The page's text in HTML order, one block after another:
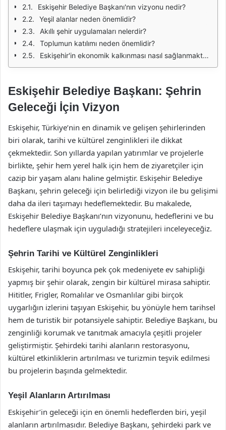
Eskişehir Belediye Başkanı'nın vizyonu nedir?
Yeşil alanlar neden önemlidir?
Akıllı şehir uygulamaları nelerdir?
Toplumun katılımı neden önemlidir?
Eskişehir'in ekonomik kalkınması nasıl sağlanmaktadır?
Eskişehir Belediye Başkanı: Şehrin
Geleceği İçin Vizyon
Eskişehir, Türkiye’nin en dinamik ve gelişen şehirlerinden
biri olarak, tarihi ve kültürel zenginlikleri ile dikkat
çekmektedir. Son yıllarda yapılan yatırımlar ve projelerle
birlikte, şehir hem yerel halk için hem de ziyaretçiler için
cazip bir yaşam alanı haline gelmiştir. Eskişehir Belediye
Başkanı, şehrin geleceği için belirlediği vizyon ile bu gelişimi
daha da ileri taşımayı hedeflemektedir. Bu makalede,
Eskişehir Belediye Başkanı’nın vizyonunu, hedeflerini ve bu
hedeflere ulaşmak için uyguladığı stratejileri inceleyeceğiz.
Şehrin Tarihi ve Kültürel Zenginlikleri
Eskişehir, tarihi boyunca pek çok medeniyete ev sahipliği
yapmış bir şehir olarak, zengin bir kültürel mirasa sahiptir.
Hititler, Frigler, Romalılar ve Osmanlılar gibi birçok
uygarlığın izlerini taşıyan Eskişehir, bu yönüyle hem tarihsel
hem de turistik bir potansiyele sahiptir. Belediye Başkanı, bu
zenginliği korumak ve tanıtmak amacıyla çeşitli projeler
geliştirmiştir. Şehirdeki tarihi alanların restorasyonu,
kültürel etkinliklerin artırılması ve turizmin teşvik edilmesi
bu projelerin başında gelmektedir.
Yeşil Alanların Artırılması
Eskişehir’in geleceği için en önemli hedeflerden biri, yeşil
alanların artırılmasıdır. Belediye Başkanı, şehirdeki park ve